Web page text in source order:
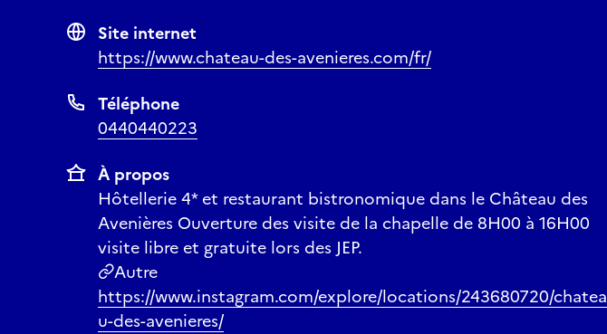
Site internet
https://www.chateau-des-avenieres.com/fr/
Téléphone
0440440223
À propos
Hôtellerie 4* et restaurant bistronomique dans le Château des
Avenières Ouverture des visite de la chapelle de 8H00 à 16H00
visite libre et gratuite lors des JEP.
Autre
https://www.instagram.com/explore/locations/243680720/chatea
u-des-avenieres/